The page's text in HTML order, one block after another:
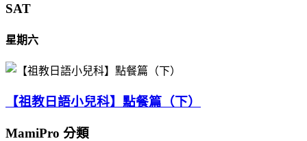
SAT
星期六
【祖教日語小兒科】點餐篇（下）
MamiPro 分類